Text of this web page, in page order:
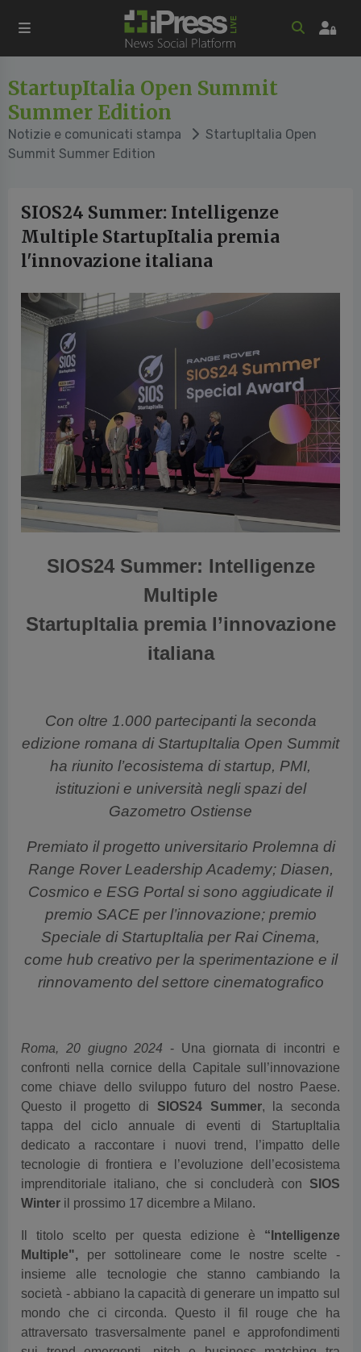
StartupItalia Open Summit
Summer Edition
Notizie e comunicati stampa
StartupItalia Open
Summit Summer Edition
SIOS24 Summer: Intelligenze
Multiple StartupItalia premia
l'innovazione italiana
SIOS24 Summer: Intelligenze
Multiple
StartupItalia premia l’innovazione
italiana
edizione romana di StartupItalia Open Summit
ha riunito l’ecosistema di startup, PMI,
istituzioni e università negli spazi del
Gazometro Ostiense
Premiato il progetto universitario Prolemna di
Range Rover Leadership Academy; Diasen,
Cosmico e ESG Portal si sono aggiudicate il
premio SACE per l’innovazione; premio
Speciale di StartupItalia per Rai Cinema,
come hub creativo per la sperimentazione e il
rinnovamento del settore cinematografico
confronti nella cornice della Capitale sull’innovazione
come chiave dello sviluppo futuro del nostro Paese.
Questo il progetto diSIOS24 Summer
, la seconda
tappa del ciclo annuale di eventi di StartupItalia
dedicato a raccontare i nuovi trend, l’impatto delle
tecnologie di frontiera e l’evoluzione dell’ecosistema
imprenditoriale italiano, che si concluderà con SIOS
Winter
il prossimo 17 dicembre a Milano.
Il titolo scelto per questa edizione è
Multiple",
per sottolineare come le nostre scelte -
insieme alle tecnologie che stanno cambiando la
società - abbiano la capacità di generare un impatto sul
mondo che ci circonda. Questo il fil rouge che ha
attraversato trasversalmente panel e approfondimenti
sui trend emergenti, pitch e business matching tra
startup e investitori.